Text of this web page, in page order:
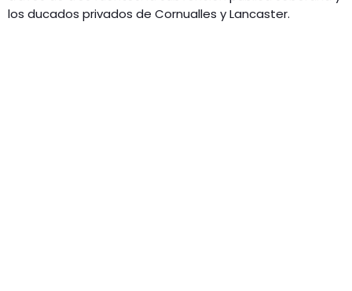
los ducados privados de Cornualles y Lancaster.